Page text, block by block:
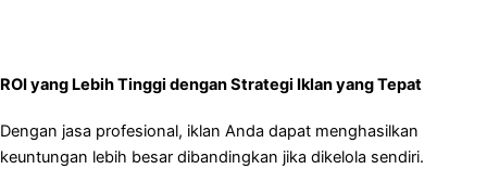
ROI yang Lebih Tinggi dengan Strategi Iklan yang Tepat
Dengan jasa profesional, iklan Anda dapat menghasilkan
keuntungan lebih besar dibandingkan jika dikelola sendiri.